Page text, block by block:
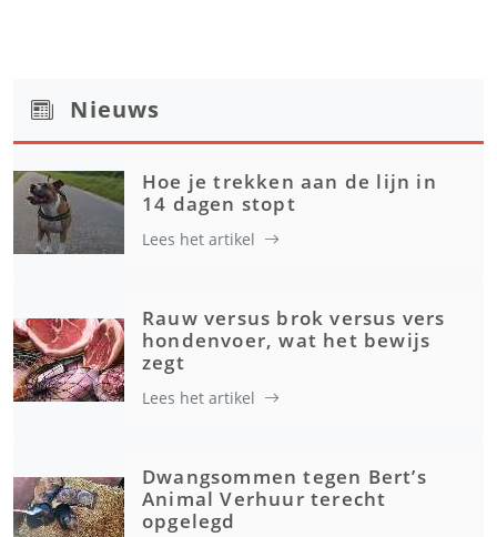
Nieuws
Hoe je trekken aan de lijn in
14 dagen stopt
Lees het artikel
Rauw versus brok versus vers
hondenvoer, wat het bewijs
zegt
Lees het artikel
Dwangsommen tegen Bert’s
Animal Verhuur terecht
opgelegd